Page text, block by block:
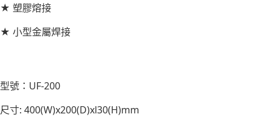
★ 塑膠熔接
★ 小型金屬焊接
型號：UF-200
尺寸: 400(W)x200(D)xl30(H)mm